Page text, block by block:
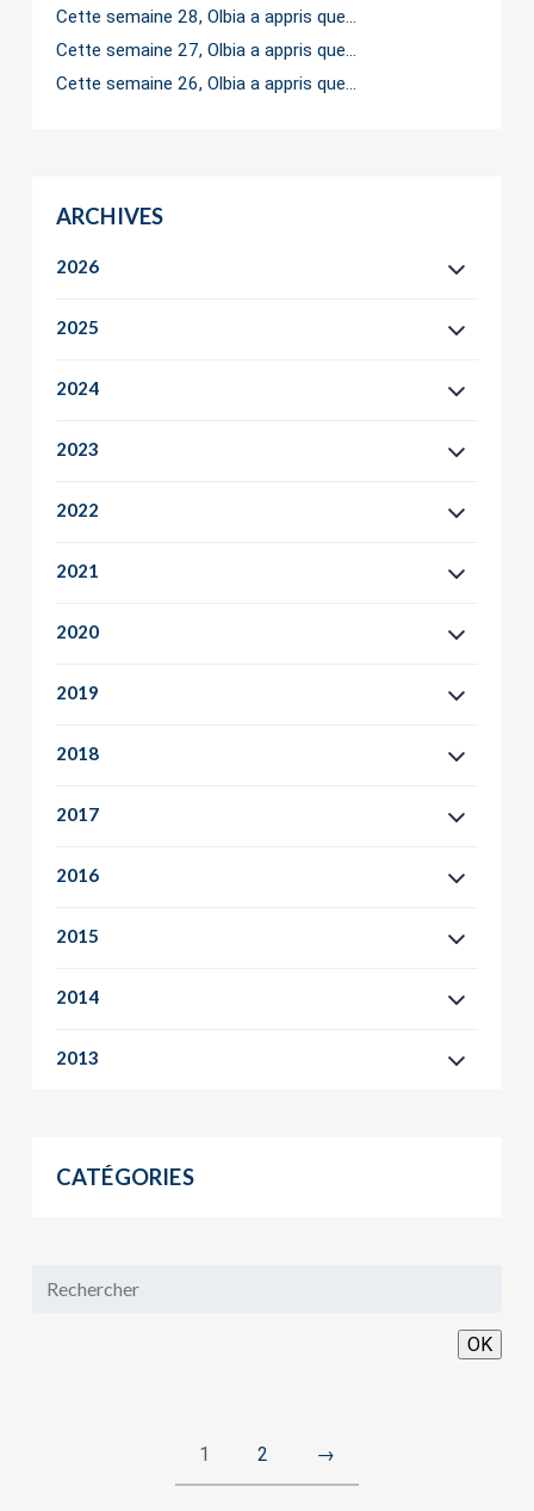
Cette semaine 28, Olbia a appris que…
Cette semaine 27, Olbia a appris que…
Cette semaine 26, Olbia a appris que…
ARCHIVES
2026
2025
2024
2023
2022
2021
2020
2019
2018
2017
2016
2015
2014
2013
CATÉGORIES
OK
1 2 →